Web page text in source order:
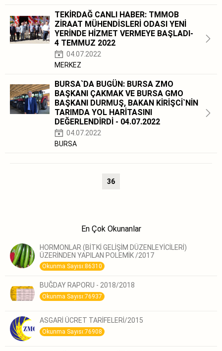
TEKİRDAĞ CANLI HABER: TMMOB
ZİRAAT MÜHENDİSLERİ ODASI YENİ
YERİNDE HİZMET VERMEYE BAŞLADI-
4 TEMMUZ 2022
04.07.2022
MERKEZ
BURSA`DA BUGÜN: BURSA ZMO
BAŞKANI ÇAKMAK VE BURSA GMO
BAŞKANI DURMUŞ, BAKAN KİRİŞCİ`NİN
TARIMDA YOL HARİTASINI
DEĞERLENDİRDİ - 04.07.2022
04.07.2022
BURSA
36
En Çok Okunanlar
HORMONLAR (BİTKİ GELİŞİM DÜZENLEYİCİLERİ)
ÜZERİNDEN YAPILAN POLEMİK /2017
Okunma Sayısı:86310
BUĞDAY RAPORU - 2018/2018
Okunma Sayısı:76937
ASGARİ ÜCRET TARİFELERİ/2015
Okunma Sayısı:76908